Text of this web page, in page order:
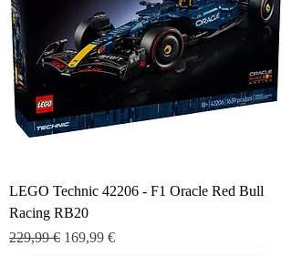
LEGO Technic 42206 - F1 Oracle Red Bull
Racing RB20
Prix original
229,99 € Prix promotionnel
169,99 €